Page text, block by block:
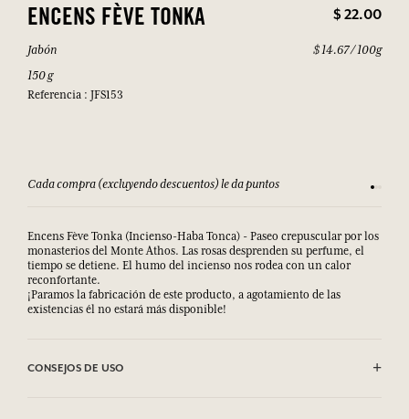
ENCENS FÈVE TONKA $ 22.00
Jabón
150 g
Referencia : JFS153
$ 14.67 / 100g
Cada compra (excluyendo descuentos) le da puntos
Encens Fève Tonka (Incienso-Haba Tonca) - Paseo crepuscular por los
monasterios del Monte Athos. Las rosas desprenden su perfume, el
tiempo se detiene. El humo del incienso nos rodea con un calor
reconfortante.
¡Paramos la fabricación de este producto, a agotamiento de las
existencias él no estará más disponible!
CONSEJOS DE USO